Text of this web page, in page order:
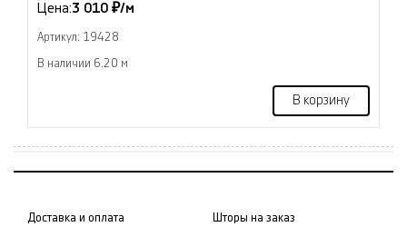
Цена:3 010 ₽/м
Артикул: 19428
В наличии 6.20 м
В корзину
Доставка и оплата Шторы на заказ